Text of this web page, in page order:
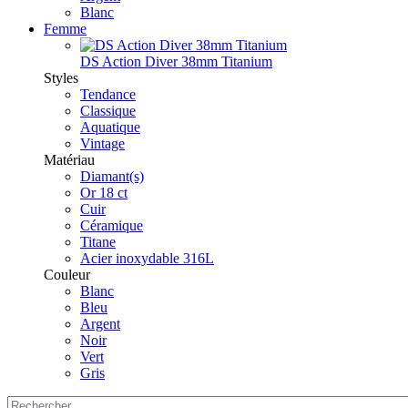
Blanc
Femme
DS Action Diver 38mm Titanium
Styles
Tendance
Classique
Aquatique
Vintage
Matériau
Diamant(s)
Or 18 ct
Cuir
Céramique
Titane
Acier inoxydable 316L
Couleur
Blanc
Bleu
Argent
Noir
Vert
Gris